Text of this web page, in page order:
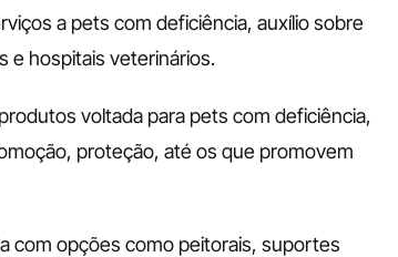
a pets com deficiência, auxílio sobre
e hospitais veterinários.
voltada para pets com deficiência,
proteção, até os que promovem
com opções como peitorais, suportes